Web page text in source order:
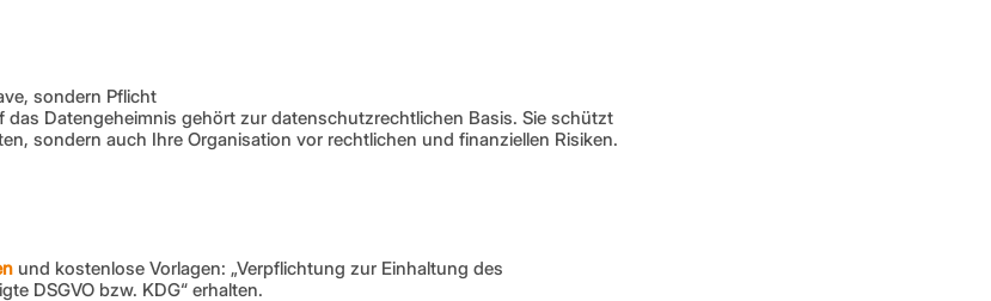
sondern Pflicht
das Datengeheimnis gehört zur datenschutzrechtlichen Basis. Sie schützt
sondern auch Ihre Organisation vor rechtlichen und finanziellen Risiken.
und kostenlose Vorlagen: „Verpflichtung zur Einhaltung des
DSGVO bzw. KDG“ erhalten.